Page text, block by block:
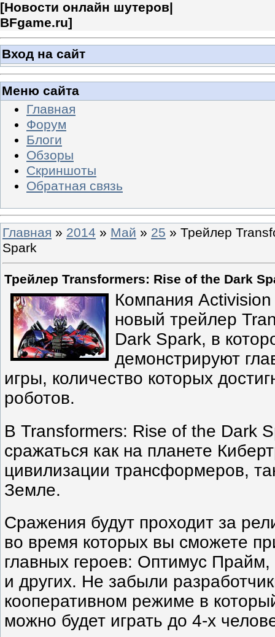
[Новости онлайн шутеров|
BFgame.ru]
Вход на сайт
Меню сайта
Главная
Форум
Блоги
Обзоры
Скриншоты
Обратная связь
Главная » 2014 » Май » 25 » Трейлер
Spark
Трейлер Transformers: Rise of the Dark
Компания
новый трейлер
Dark Spark, в
демонстрируют
игры, количество которых
роботов.
В Transformers: Rise of the Dark
сражаться как на планете
цивилизации трансформеров,
Земле.
Сражения будут проходит за
во время которых вы сможете
главных героев: Оптимус
и других. Не забыли
кооперативном режиме в
можно будет играть до 4-х